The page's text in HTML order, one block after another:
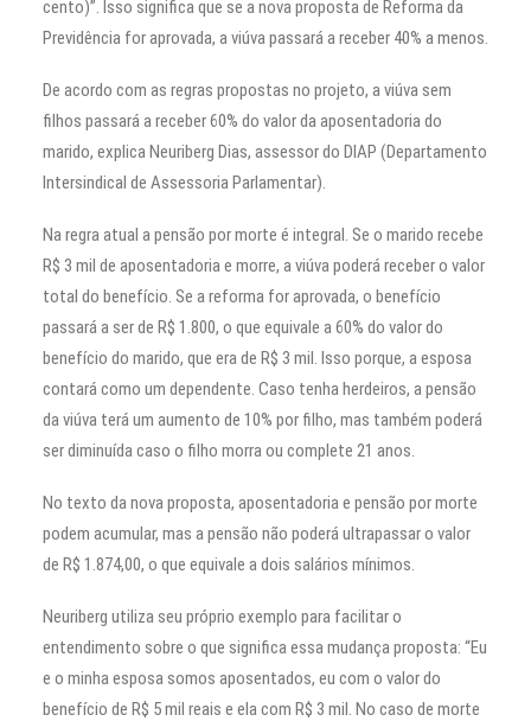
cento)”. Isso significa que se a nova proposta de Reforma da
Previdência for aprovada, a viúva passará a receber 40% a menos.
De acordo com as regras propostas no projeto, a viúva sem
filhos passará a receber 60% do valor da aposentadoria do
marido, explica Neuriberg Dias, assessor do DIAP (Departamento
Intersindical de Assessoria Parlamentar).
Na regra atual a pensão por morte é integral. Se o marido recebe
R$ 3 mil de aposentadoria e morre, a viúva poderá receber o valor
total do benefício. Se a reforma for aprovada, o benefício
passará a ser de R$ 1.800, o que equivale a 60% do valor do
benefício do marido, que era de R$ 3 mil. Isso porque, a esposa
contará como um dependente. Caso tenha herdeiros, a pensão
da viúva terá um aumento de 10% por filho, mas também poderá
ser diminuída caso o filho morra ou complete 21 anos.
No texto da nova proposta, aposentadoria e pensão por morte
podem acumular, mas a pensão não poderá ultrapassar o valor
de R$ 1.874,00, o que equivale a dois salários mínimos.
Neuriberg utiliza seu próprio exemplo para facilitar o
entendimento sobre o que significa essa mudança proposta: “Eu
e o minha esposa somos aposentados, eu com o valor do
benefício de R$ 5 mil reais e ela com R$ 3 mil. No caso de morte